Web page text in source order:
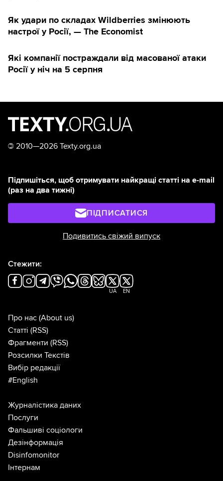
Як удари по складах Wildberries змінюють
настрої у Росії, — The Economist
Які компанії постраждали від масованої атаки
Росії у ніч на 5 серпня
© 2010—2026 Texty.org.ua
Підпишіться, щоб отримувати найкращі статті на e-mail
(раз на два тижні)
ПІДПИСАТИСЯ
Подивитись свіжий випуск
Стежити:
UA EN
Про нас (About us)
Статті (RSS)
Фрагменти (RSS)
Розсилки Текстів
Вибір редакції
#English
Журналістика даних
Послуги
Фальшиві соціологи
Дезінформація
Disinfomonitor
Інтернам